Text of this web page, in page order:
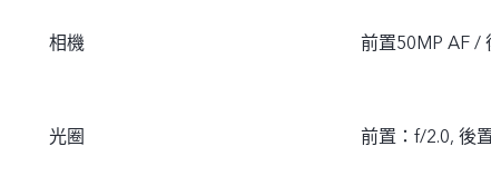
相機 前置50MP AF /
光圈 前置：f/2.0, 後